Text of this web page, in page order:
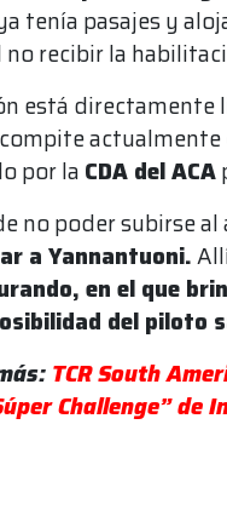
tenía pasajes y
recibir la
está directamente
compite actualmente
por la CDA del ACA
no poder subirse al
a Yannantuoni.
en el que
del piloto
TCR South
Challenge” de